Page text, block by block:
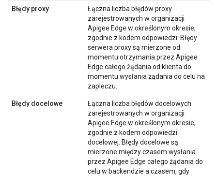
Błędy proxy
Łączna liczba błędów proxy
zarejestrowanych w organizacji
Apigee Edge w określonym okresie,
zgodnie z kodem odpowiedzi. Błędy
serwera proxy są mierzone od
momentu otrzymania przez Apigee
Edge całego żądania od klienta do
momentu wysłania żądania do celu na
zapleczu.
Błędy docelowe
Łączna liczba błędów docelowych
zarejestrowanych w organizacji
Apigee Edge w określonym okresie,
zgodnie z kodem odpowiedzi
docelowej. Błędy docelowe są
mierzone między czasem wysłania
przez Apigee Edge całego żądania do
celu w backendzie a czasem, gdy